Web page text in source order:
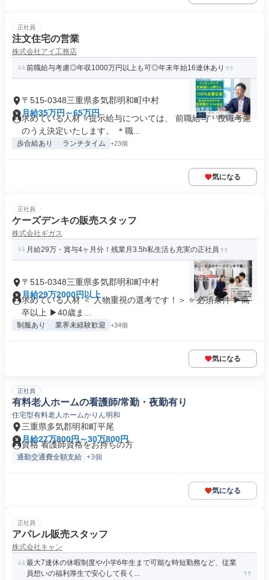
正社員
注文住宅の営業
株式会社アイ工務店
前職給与考慮◎年収1000万円以上も可◎年末年始16連休あり
〒515-0348三重県多気郡明和町中村
月給35万円～65万円
求めている人材 ⭐提示給与については、 前職給与・役職考慮
のうえ決定いたします。 ＊職...
歩合給あり ランチタイム +23個
気になる
正社員
ケーズデンキの販売スタッフ
株式会社ギガス
月給29万・賞与4ヶ月分！残業月3.5h私生活も充実の正社員
〒515-0348三重県多気郡明和町中村
月給29万2000円以上
求めている人材 ＜ 人物重視の選考です！＞ ⭐ 必須条件 ▶高
卒以上 ▶40歳ま...
制服あり 業界未経験歓迎 +34個
気になる
正社員
有料老人ホームの看護師/常勤・夜勤有り
住宅型有料老人ホームかりん明和
三重県多気郡明和町平尾
月給27万800円～30万800円
資格 看護師資格をお持ちの方
通勤交通費全額支給 +3個
気になる
正社員
アパレル販売スタッフ
株式会社キャン
最大7連休の休暇制度や小学6年生まで可能な時短勤務など、従業
員想いの福利厚生で安心して長く...